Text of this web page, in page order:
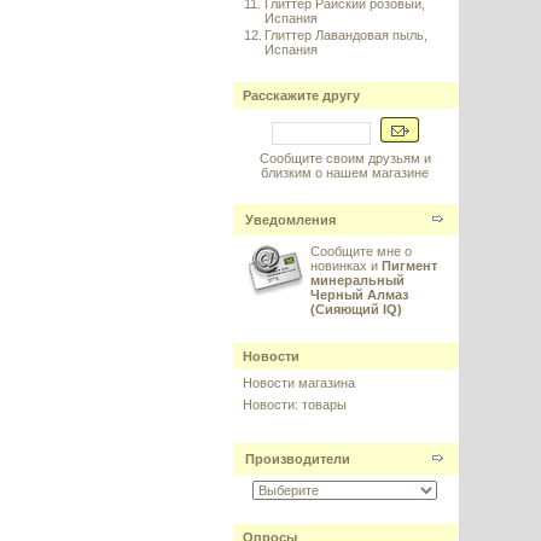
11.
Глиттер Райский розовый,
Испания
12. Глиттер Лавандовая пыль,
Испания
Расскажите другу
Сообщите своим друзьям и
близким о нашем магазине
Уведомления
Сообщите мне о
новинках и Пигмент
минеральный
Черный Алмаз
(Сияющий IQ)
Новости
Новости магазина
Новости: товары
Производители
Опросы